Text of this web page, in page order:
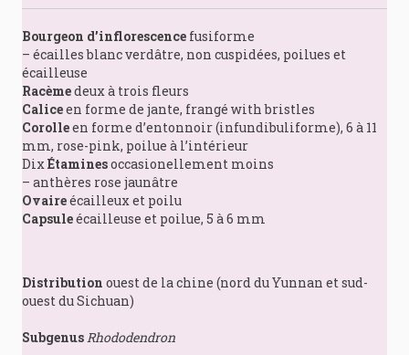
Bourgeon d’inflorescence fusiforme
– écailles blanc verdâtre, non cuspidées, poilues et
écailleuse
Racèmedeux à trois fleurs
Caliceen forme de jante, frangé with bristles
Corolleen forme d’entonnoir (infundibuliforme), 6 à 11
mm, rose-pink, poilue à l’intérieur
DixÉtaminesoccasionellement moins
– anthères rose jaunâtre
Ovaireécailleux et poilu
Capsuleécailleuse et poilue, 5 à 6 mm
Distribution ouest de la chine (nord du Yunnan et sud-
ouest du Sichuan)
SubgenusRhododendron